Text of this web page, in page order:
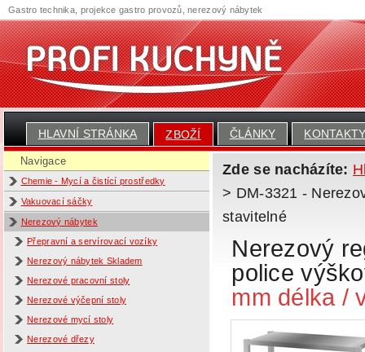
HLAVNÍ STRÁNKA ZBOŽÍ ČLÁNKY
Navigace
Chemie - Mycí a čistící prostředky
Vakuovací sáčky
Nerezový nábytek
Přepravní a servírovací vozíky
Nerezový nábytek Skladem
Nerezové pracovní stoly
Nerezové výčepní stoly
Nerezové mycí stoly
Nerezové dřezy
Zde se nacházíte:
> DM-3321 -
stavitelné
Nerezový
police
mm délka /
Gastro technika, projekce gastro provozů, nerezový nábytek